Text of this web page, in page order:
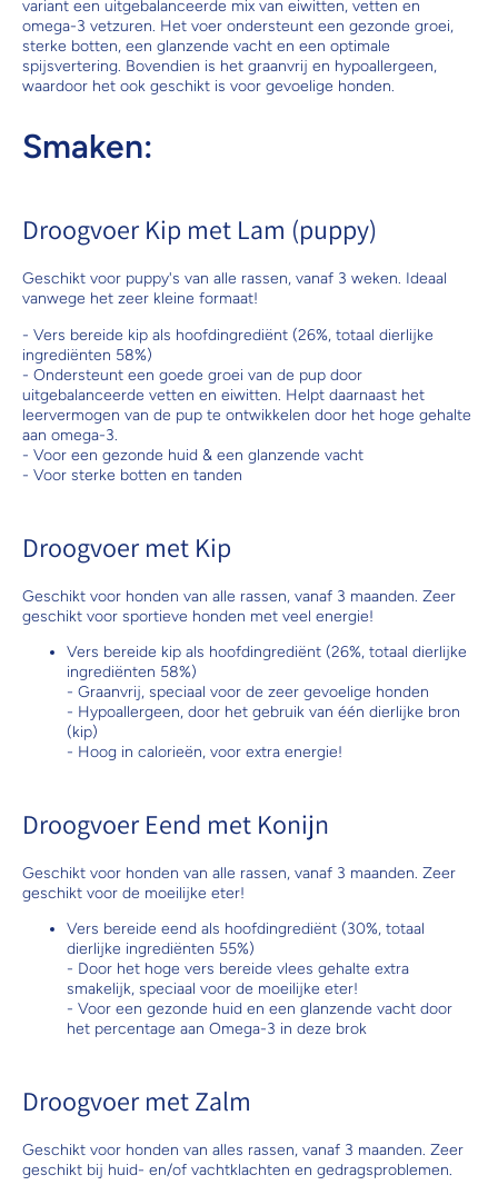
variant een uitgebalanceerde mix van eiwitten, vetten en
omega-3 vetzuren. Het voer ondersteunt een gezonde groei,
sterke botten, een glanzende vacht en een optimale
spijsvertering. Bovendien is het graanvrij en hypoallergeen,
waardoor het ook geschikt is voor gevoelige honden.
Smaken:
Droogvoer Kip met Lam (puppy)
Geschikt voor puppy's van alle rassen, vanaf 3 weken. Ideaal
vanwege het zeer kleine formaat!
- Vers bereide kip als hoofdingrediënt (26%, totaal dierlijke
ingrediënten 58%)
- Ondersteunt een goede groei van de pup door
uitgebalanceerde vetten en eiwitten. Helpt daarnaast het
leervermogen van de pup te ontwikkelen door het hoge gehalte
aan omega-3.
- Voor een gezonde huid & een glanzende vacht
- Voor sterke botten en tanden
Droogvoer met Kip
Geschikt voor honden van alle rassen, vanaf 3 maanden. Zeer
geschikt voor sportieve honden met veel energie!
Vers bereide kip als hoofdingrediënt (26%, totaal dierlijke
ingrediënten 58%)
- Graanvrij, speciaal voor de zeer gevoelige honden
- Hypoallergeen, door het gebruik van één dierlijke bron
(kip)
- Hoog in calorieën, voor extra energie!
Droogvoer Eend met Konijn
Geschikt voor honden van alle rassen, vanaf 3 maanden. Zeer
geschikt voor de moeilijke eter!
Vers bereide eend als hoofdingrediënt (30%, totaal
dierlijke ingrediënten 55%)
- Door het hoge vers bereide vlees gehalte extra
smakelijk, speciaal voor de moeilijke eter!
- Voor een gezonde huid en een glanzende vacht door
het percentage aan Omega-3 in deze brok
Droogvoer met Zalm
Geschikt voor honden van alles rassen, vanaf 3 maanden. Zeer
geschikt bij huid- en/of vachtklachten en gedragsproblemen.